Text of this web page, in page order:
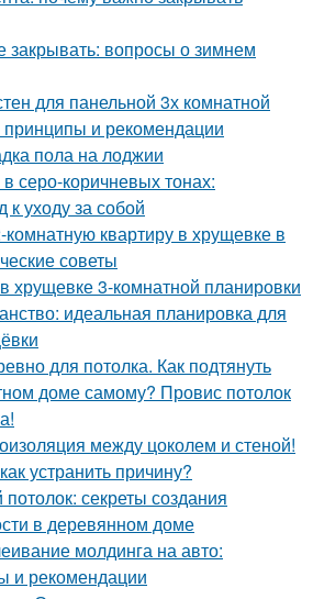
закрывать: вопросы о зимнем
для панельной 3х комнатной
и рекомендации
пола на лоджии
серо-коричневых тонах:
уходу за собой
комнатную квартиру в хрущевке в
советы
хрущевке 3-комнатной планировки
идеальная планировка для
для потолка. Как подтянуть
доме самому? Провис потолок
между цоколем и стеной!
устранить причину?
секреты создания
в деревянном доме
молдинга на авто:
и рекомендации